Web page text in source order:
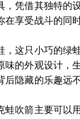
，凭借其独特的
在享受战斗的同
，这只小巧的绿
味的外观设计，
后隐藏的乐趣远
蛙吹箭主要可以